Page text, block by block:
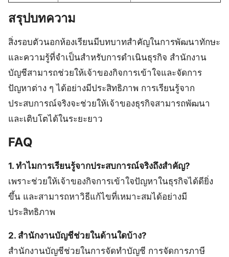
สรุปบทความ
สิ่งรอบตัวนอกห้องเรียนมีบทบาทสำคัญในการพัฒนาทักษะ
และความรู้ที่จำเป็นสำหรับการดำเนินธุรกิจ สำนักงาน
บัญชีสามารถช่วยให้เจ้าของกิจการเข้าใจและจัดการ
ปัญหาต่าง ๆ ได้อย่างมีประสิทธิภาพ การเรียนรู้จาก
ประสบการณ์จริงจะช่วยให้เจ้าของธุรกิจสามารถพัฒนา
และเติบโตได้ในระยะยาว
FAQ
1. ทำไมการเรียนรู้จากประสบการณ์จริงถึงสำคัญ?
เพราะช่วยให้เจ้าของกิจการเข้าใจปัญหาในธุรกิจได้ดียิ่ง
ขึ้น และสามารถหาวิธีแก้ไขที่เหมาะสมได้อย่างมี
ประสิทธิภาพ
2. สำนักงานบัญชีช่วยในด้านใดบ้าง?
สำนักงานบัญชีช่วยในการจัดทำบัญชี การจัดการภาษี